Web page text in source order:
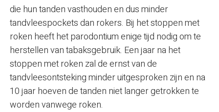
die hun tanden vasthouden en dus minder
tandvleespockets dan rokers. Bij het stoppen met
roken heeft het parodontium enige tijd nodig om te
herstellen van tabaksgebruik. Een jaar na het
stoppen met roken zal de ernst van de
tandvleesontsteking minder uitgesproken zijn en na
10 jaar hoeven de tanden niet langer getrokken te
worden vanwege roken.